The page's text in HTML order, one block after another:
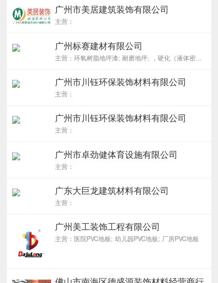
广州市美居建筑装饰有限公司
主营：
广州标赛建材有限公司
主营：环氧树脂地坪漆; 耐磨地坪; ，硬化（液体密封固化剂）地坪; PVC地坪; 混凝土地坪
广州市川钰环保装饰材料有限公司
主营：
广州市川钰环保装饰材料有限公司
主营：
广州市卓劲健体育设施有限公司
主营：
广东大巨龙建筑材料有限公司
主营：
广州美工装饰工程有限公司
主营：医院PVC地板; 幼儿园PVC地板; 厂房PVC地板